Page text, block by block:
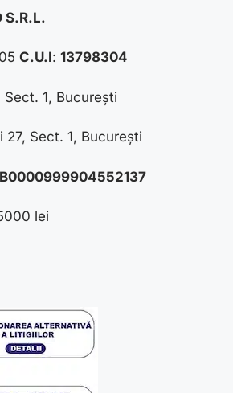
S.R.L.
C.U.I: 13798304
1, București
27, Sect. 1, București
lei